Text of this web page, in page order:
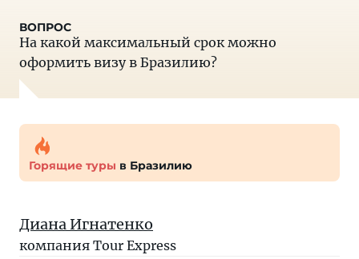
На какой максимальный срок можно
оформить визу в Бразилию?
Горящие туры в Бразилию
Диана Игнатенко
компания Tour Express